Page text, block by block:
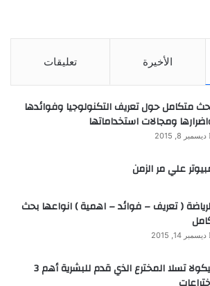
الأخيرة تعليقات
متكامل حول تعريف التكنولوجيا وفوائدها
ومجالات استخداماتها
ديسمبر 8, 2015
علي مر الزمن
( تعريف – فوائد – اهمية ) انواعها بحث
ديسمبر 14, 2015
نيكولا تسلا المخترع الذي قدم للبشرية أهم 3